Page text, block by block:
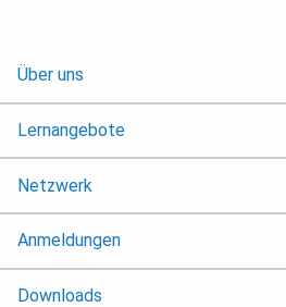
Über uns
Lernangebote
Netzwerk
Anmeldungen
Downloads